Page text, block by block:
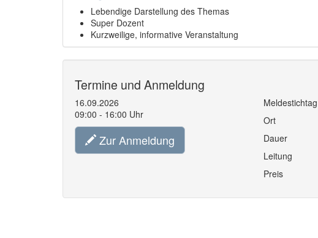
Lebendige Darstellung des Themas
Super Dozent
Kurzweilige, informative Veranstaltung
Termine und Anmeldung
16.09.2026
09:00 - 16:00 Uhr
Zur Anmeldung
Ort
Dauer
Leitung
Preis